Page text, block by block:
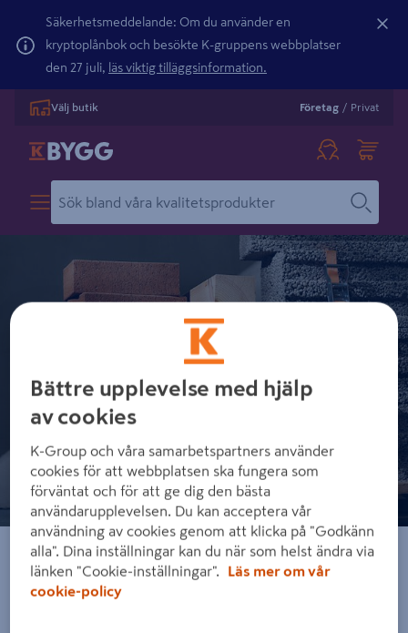
Säkerhetsmeddelande: Om du använder en
kryptoplånbok och besökte K-gruppens webbplatser
den 27 juli, läs viktig tilläggsinformation.
Välj butik Företag / Privat
BYGGLEVERANS
Vår byggleverans håller vad den lovar
Vi vet att varje sekund en leverans är sen, är en sekund då
Bättre upplevelse med hjälp
av cookies
K-Group och våra samarbetspartners använder
cookies för att webbplatsen ska fungera som
förväntat och för att ge dig den bästa
användarupplevelsen. Du kan acceptera vår
användning av cookies genom att klicka på "Godkänn
alla". Dina inställningar kan du när som helst ändra via
länken "Cookie-inställningar".
Läs mer om vår
cookie-policy